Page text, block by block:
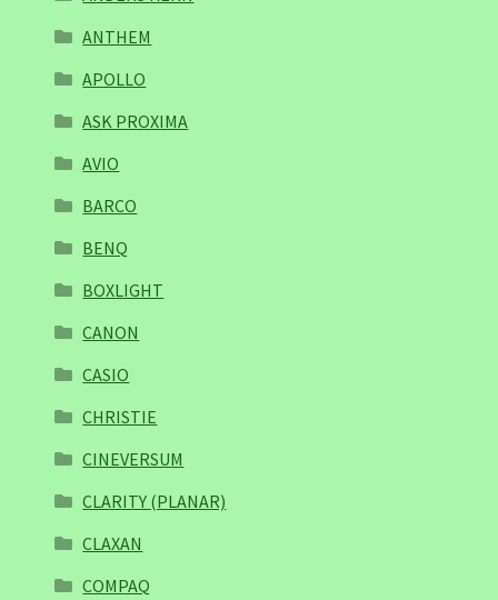
ANTHEM
APOLLO
ASK PROXIMA
AVIO
BARCO
BENQ
BOXLIGHT
CANON
CASIO
CHRISTIE
CINEVERSUM
CLARITY (PLANAR)
CLAXAN
COMPAQ